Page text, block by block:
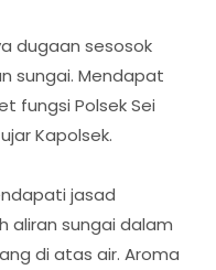
dugaan sesosok
sungai. Mendapat
fungsi Polsek Sei
Kapolsek.
jasad
aliran sungai dalam
di atas air. Aroma